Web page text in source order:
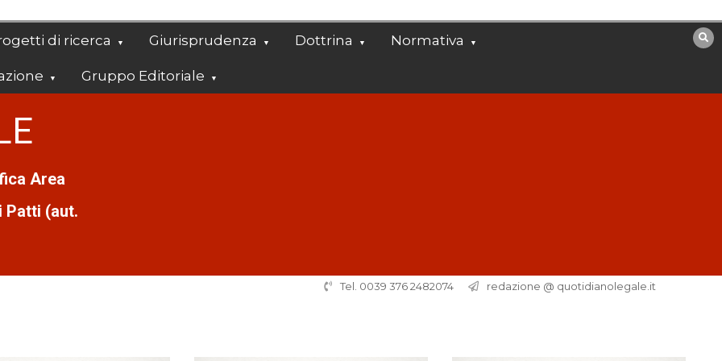
di ricerca Giurisprudenza Dottrina Normativa
Gruppo Editoriale
Area
Patti (aut.
Tel. 0039 376 2482074 redazione @ quotidianolegale.it